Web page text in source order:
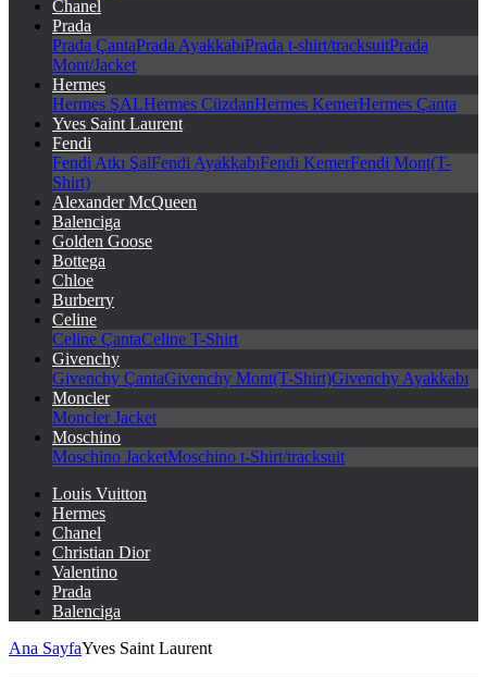
Chanel
Prada
Prada ÇantaPrada AyakkabıPrada t-shirt/tracksuitPrada
Mont/Jacket
Hermes
Hermes ŞALHermes CüzdanHermes KemerHermes Çanta
Yves Saint Laurent
Fendi
Fendi Atkı ŞalFendi AyakkabıFendi KemerFendi Mont(T-
Shirt)
Alexander McQueen
Balenciga
Golden Goose
Bottega
Chloe
Burberry
Celine
Celine ÇantaCeline T-Shirt
Givenchy
Givenchy ÇantaGivenchy Mont(T-Shirt)Givenchy Ayakkabı
Moncler
Moncler Jacket
Moschino
Moschino JacketMoschino t-Shirt/tracksuit
Louis Vuitton
Hermes
Chanel
Christian Dior
Valentino
Prada
Balenciga
Ana SayfaYves Saint Laurent